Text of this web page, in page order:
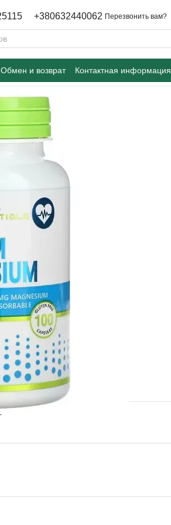
+380632440062 Перезвонить вам?
Обмен и возврат Контактная информация